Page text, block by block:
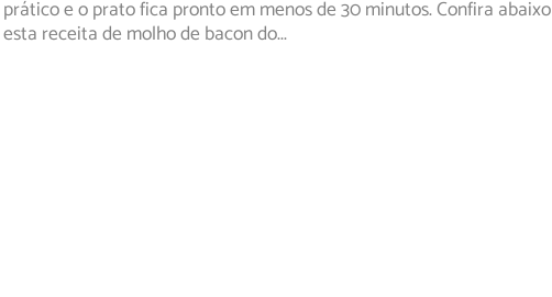
prático e o prato fica pronto em menos de 30 minutos. Confira abaixo
esta receita de molho de bacon do...